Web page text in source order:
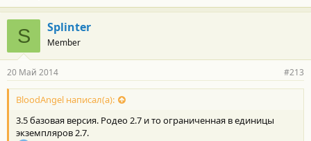
S Splinter
Member
20 Май 2014 #213
BloodAngel написал(а):
3.5 базовая версия. Родео 2.7 и то ограниченная в единицы
экземпляров 2.7.